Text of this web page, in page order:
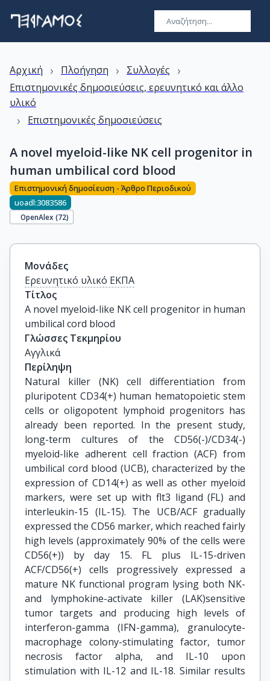
Αρχική › Πλοήγηση › Συλλογές ›
Επιστημονικές δημοσιεύσεις, ερευνητικό και άλλο
υλικό
› Επιστημονικές δημοσιεύσεις
A novel myeloid-like NK cell progenitor in
human umbilical cord blood
Επιστημονική δημοσίευση - Άρθρο Περιοδικού
uoadl:3083586
OpenAlex (72)
Μονάδες
Ερευνητικό υλικό ΕΚΠΑ
Τίτλος
A novel myeloid-like NK cell progenitor in human
umbilical cord blood
Γλώσσες Τεκμηρίου
Αγγλικά
Περίληψη
Natural killer (NK) cell differentiation from
pluripotent CD34(+) human hematopoietic stem
cells or oligopotent lymphoid progenitors has
already been reported. In the present study,
long-term cultures of the CD56(-)/CD34(-)
myeloid-like adherent cell fraction (ACF) from
umbilical cord blood (UCB), characterized by the
expression of CD14(+) as well as other myeloid
markers, were set up with flt3 ligand (FL) and
interleukin-15 (IL-15). The UCB/ACF gradually
expressed the CD56 marker, which reached fairly
high levels (approximately 90% of the cells were
CD56(+)) by day 15. FL plus IL-15-driven
ACF/CD56(+) cells progressively expressed a
mature NK functional program lysing both NK-
and lymphokine-activate killer (LAK)sensitive
tumor targets and producing high levels of
interferon-gamma (IFN-gamma), granulocyte-
macrophage colony-stimulating factor, tumor
necrosis factor alpha, and IL-10 upon
stimulation with IL-12 and IL-18. Similar results